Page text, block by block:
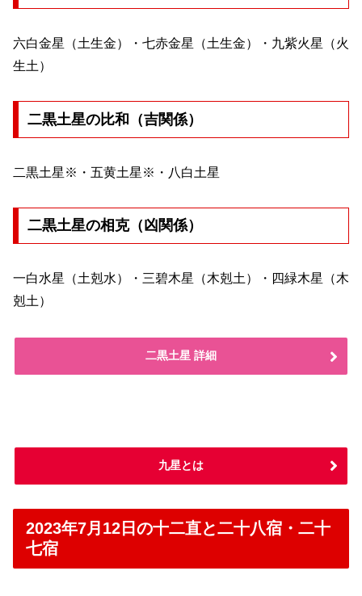
六白金星（土生金）・七赤金星（土生金）・九紫火星（火
生土）
二黒土星の比和（吉関係）
二黒土星※・五黄土星※・八白土星
二黒土星の相克（凶関係）
一白水星（土剋水）・三碧木星（木剋土）・四緑木星（木
剋土）
二黒土星 詳細
九星とは
2023年7月12日の十二直と二十八宿・二十
七宿